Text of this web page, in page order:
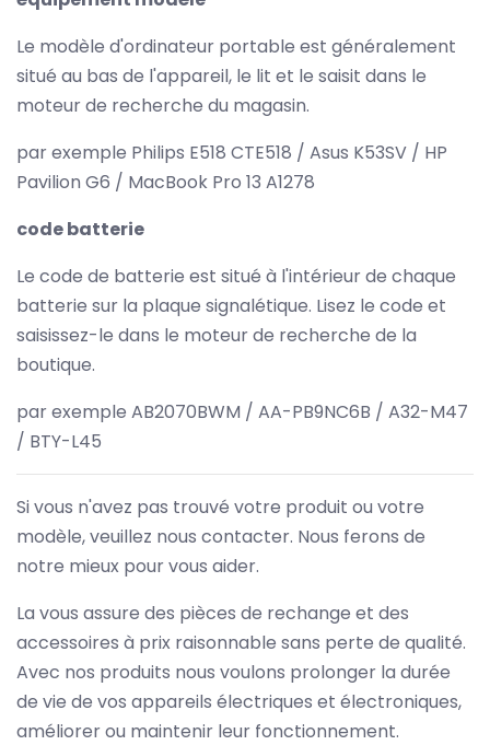
Le modèle d'ordinateur portable est généralement
situé au bas de l'appareil, le lit et le saisit dans le
moteur de recherche du magasin.
par exemple Philips E518 CTE518 / Asus K53SV / HP
Pavilion G6 / MacBook Pro 13 A1278
code batterie
Le code de batterie est situé à l'intérieur de chaque
batterie sur la plaque signalétique. Lisez le code et
saisissez-le dans le moteur de recherche de la
boutique.
par exemple AB2070BWM / AA-PB9NC6B / A32-M47
/ BTY-L45
Si vous n'avez pas trouvé votre produit ou votre
modèle, veuillez nous contacter. Nous ferons de
notre mieux pour vous aider.
La vous assure des pièces de rechange et des
accessoires à prix raisonnable sans perte de qualité.
Avec nos produits nous voulons prolonger la durée
de vie de vos appareils électriques et électroniques,
améliorer ou maintenir leur fonctionnement.